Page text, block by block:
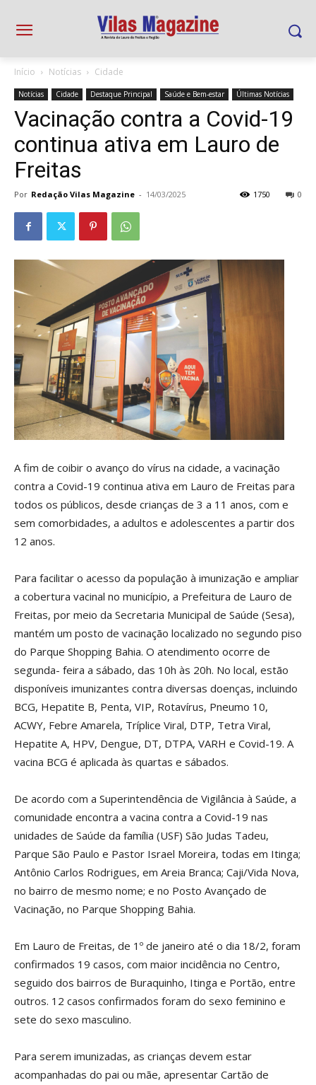
Início Notícias Cidade
Notícias Cidade Destaque Principal Saúde e Bem-estar Últimas Notícias
Vacinação contra a Covid-19
continua ativa em Lauro de
Freitas
Por Redação Vilas Magazine - 14/03/2025 0
1750
A fim de coibir o avanço do vírus na cidade, a vacinação
contra a Covid-19 continua ativa em Lauro de Freitas para
todos os públicos, desde crianças de 3 a 11 anos, com e
sem comorbidades, a adultos e adolescentes a partir dos
12 anos.
Para facilitar o acesso da população à imunização e ampliar
a cobertura vacinal no município, a Prefeitura de Lauro de
Freitas, por meio da Secretaria Municipal de Saúde (Sesa),
mantém um posto de vacinação localizado no segundo piso
do Parque Shopping Bahia. O atendimento ocorre de
segunda- feira a sábado, das 10h às 20h. No local, estão
disponíveis imunizantes contra diversas doenças, incluindo
BCG, Hepatite B, Penta, VIP, Rotavírus, Pneumo 10,
ACWY, Febre Amarela, Tríplice Viral, DTP, Tetra Viral,
Hepatite A, HPV, Dengue, DT, DTPA, VARH e Covid-19. A
vacina BCG é aplicada às quartas e sábados.
De acordo com a Superintendência de Vigilância à Saúde, a
comunidade encontra a vacina contra a Covid-19 nas
unidades de Saúde da família (USF) São Judas Tadeu,
Parque São Paulo e Pastor Israel Moreira, todas em Itinga;
Antônio Carlos Rodrigues, em Areia Branca; Caji/Vida Nova,
no bairro de mesmo nome; e no Posto Avançado de
Vacinação, no Parque Shopping Bahia.
Em Lauro de Freitas, de 1º de janeiro até o dia 18/2, foram
confirmados 19 casos, com maior incidência no Centro,
seguido dos bairros de Buraquinho, Itinga e Portão, entre
outros. 12 casos confirmados foram do sexo feminino e
sete do sexo masculino.
Para serem imunizadas, as crianças devem estar
acompanhadas do pai ou mãe, apresentar Cartão de